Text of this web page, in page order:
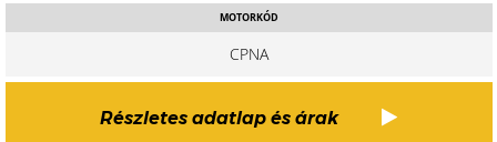
MOTORKÓD
CPNA
Részletes adatlap és árak